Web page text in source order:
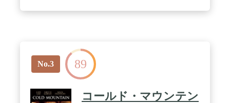
No.3 89
コールド・マウンテン